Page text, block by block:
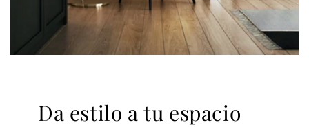
Da estilo a tu espacio